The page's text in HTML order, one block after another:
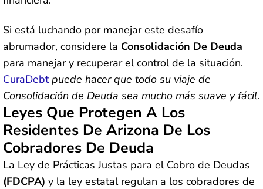
Si está luchando por manejar este desafío
abrumador, considere la Consolidación De Deuda
para manejar y recuperar el control de la situación.
CuraDebt puede hacer que todo su viaje de
Consolidación de Deuda sea mucho más suave y fácil.
Leyes Que Protegen A Los
Residentes De Arizona De Los
Cobradores De Deuda
La Ley de Prácticas Justas para el Cobro de Deudas
(FDCPA) y la ley estatal regulan a los cobradores de